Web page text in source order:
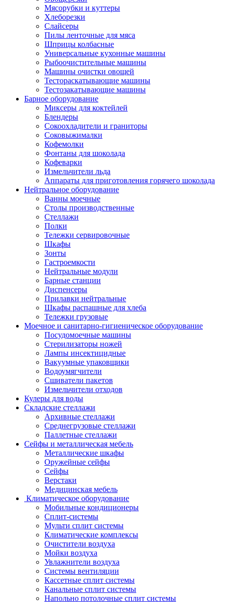
Мясорубки и куттеры
Хлеборезки
Слайсеры
Пилы ленточные для мяса
Шприцы колбасные
Универсальные кухонные машины
Рыбоочистительные машины
Машины очистки овощей
Тестораскатывающие машины
Тестозакатывающие машины
Барное оборудование
Миксеры для коктейлей
Блендеры
Сокоохладители и граниторы
Соковыжималки
Кофемолки
Фонтаны для шоколада
Кофеварки
Измельчители льда
Аппараты для приготовления горячего шоколада
Нейтральное оборудование
Ванны моечные
Столы производственные
Стеллажи
Полки
Тележки сервировочные
Шкафы
Зонты
Гастроемкости
Нейтральные модули
Барные станции
Диспенсеры
Прилавки нейтральные
Шкафы распашные для хлеба
Тележки грузовые
Моечное и санитарно-гигиеническое оборудование
Посудомоечные машины
Стерилизаторы ножей
Лампы инсектицидные
Вакуумные упаковщики
Водоумягчители
Сшиватели пакетов
Измельчители отходов
Кулеры для воды
Складские стеллажи
Архивные стеллажи
Среднегрузовые стеллажи
Паллетные стеллажи
Сейфы и металлическая мебель
Металлические шкафы
Оружейные сейфы
Сейфы
Верстаки
Медицинская мебель
Климатическое оборудование
Мобильные кондиционеры
Сплит-системы
Мульти сплит системы
Климатические комплексы
Очистители воздуха
Мойки воздуха
Увлажнители воздуха
Системы вентиляции
Кассетные сплит системы
Канальные сплит системы
Напольно потолочные сплит системы